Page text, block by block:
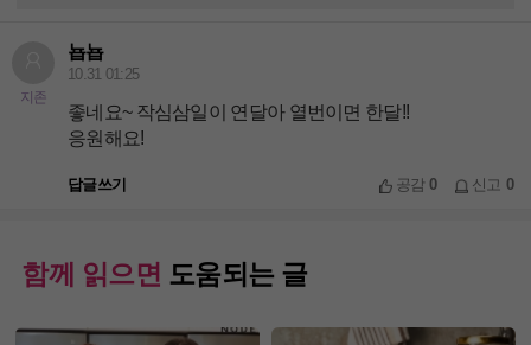
지존
뇹뇹
10.31 01:25
좋네요~ 작심삼일이 연달아 열번이면 한달!!
응원해요!
답글쓰기 공감0 신고 0
함께 읽으면 도움되는 글